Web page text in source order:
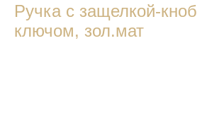
Ручка с защелкой-
ключом, зол.мат